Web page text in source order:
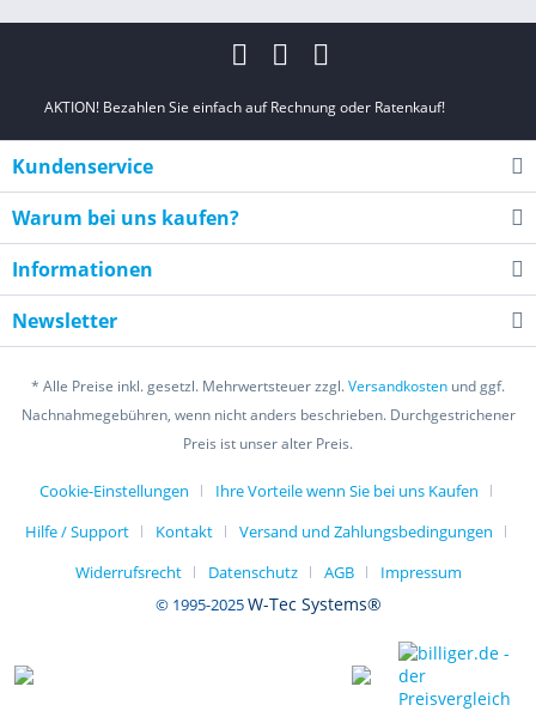
AKTION! Bezahlen Sie einfach auf Rechnung oder Ratenkauf!
Kundenservice
Warum bei uns kaufen?
Informationen
Newsletter
* Alle Preise inkl. gesetzl. Mehrwertsteuer zzgl.Versandkosten und ggf.
Nachnahmegebühren, wenn nicht anders beschrieben. Durchgestrichener
Preis ist unser alter Preis.
Cookie-Einstellungen
Ihre Vorteile wenn Sie bei uns Kaufen
Hilfe / Support
Kontakt
Versand und Zahlungsbedingungen
Widerrufsrecht
Datenschutz AGB
Impressum
© 1995-2025W-Tec Systems®